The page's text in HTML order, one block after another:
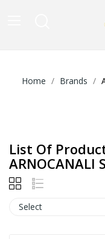
Home Brands
List Of
ARNOCANALI
Select